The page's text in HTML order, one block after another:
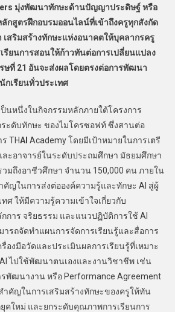
มุ่งพัฒนาทักษะด้านปัญญาประดิษฐ์ หรือ
ลักสูตรฝึกอบรมออนไลน์ที่เข้าถึงครูทุกสังกัด
สริมสร้างทักษะแห่งอนาคตให้บุคลากรครู
รียนการสอนให้ก้าวทันต่อการเปลี่ยนแปลง
ษที่ 21 อันจะส่งผลโดยตรงต่อการพัฒนา
กเรียนทั่วประเทศ
หนึ่งในกิจกรรมหลักภายใต้โครงการ
ระดับทักษะ ของไมโครซอฟท์ ซึ่งสานต่อ
THAI Academy โดยมีเป้าหมายในการเตรี
ะอาจารย์ในระดับประถมศึกษา มัธยมศึกษา
มถึงอาชีวศึกษา จำนวน 150,000 คน ภายใน
คัญในการส่งต่อองค์ความรู้และทักษะ AI สู่ผู้
ศ ให้มีความรู้ความเข้าใจเกี่ยวกับ
การ จริยธรรม และแนวปฏิบัติการใช้ AI
รถจัดทำแผนการจัดการเรียนรู้และสื่อการ
องมือวัดและประเมินผลการเรียนรู้ที่เหมาะ
ไปใช้พัฒนาตนเองและงานวิชาชีพ เช่น
พัฒนางาน หรือ Performance Agreement
ำคัญในการเสริมสร้างทักษะของครูให้ทัน
คใหม่ และยกระดับคุณภาพการเรียนการ